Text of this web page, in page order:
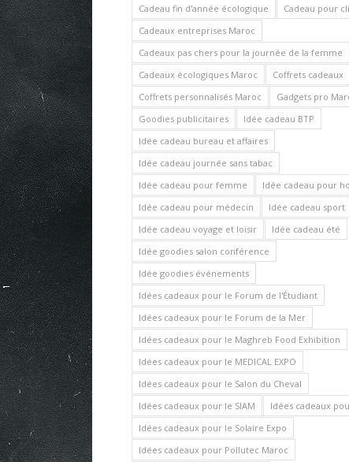
Cadeau fin d'année écologique
Cadeau pour
Cadeaux entreprises Maroc
Cadeaux pas chers pour la journée de la femme
Cadeaux écologiques Maroc
Coffrets cadeaux
Coffrets personnalisés Maroc
Gadgets pro
Goodies publicitaires
Idée cadeau BTP
Idée cadeau bureau et affaires
Idée cadeau journée sans tabac
Idée cadeau pour femme
Idée cadeau pour
Idée cadeau pour médecin
Idée cadeau sport
Idée cadeau voyage et loisir
Idée cadeau été
Idée goodies salon conférence
Idée goodies événements
Idées cadeaux pour le Forum de l'Étudiant
Idées cadeaux pour le Forum de la Mer
Idées cadeaux pour le Maghreb Food Exhibition
Idées cadeaux pour le MEDICAL EXPO
Idées cadeaux pour le Salon du Cheval
Idées cadeaux pour le SIAM
Idées cadeaux
Idées cadeaux pour le Solaire Expo
Idées cadeaux pour Pollutec Maroc